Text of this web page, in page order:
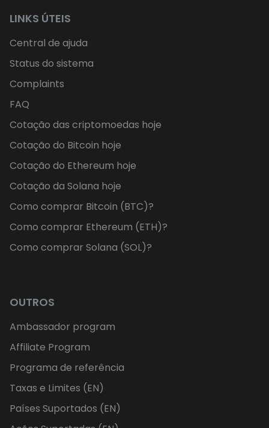
LINKS ÚTEIS
Central de ajuda
Status do sistema
Complaints
FAQ
Cotação das criptomoedas hoje
Cotação do Bitcoin hoje
Cotação do Ethereum hoje
Cotação da Solana hoje
Como comprar Bitcoin (BTC)?
Como comprar Ethereum (ETH)?
Como comprar Solana (SOL)?
OUTROS
Ambassador program
Affiliate Program
Programa de referência
Taxas e Limites (EN)
Países Suportados (EN)